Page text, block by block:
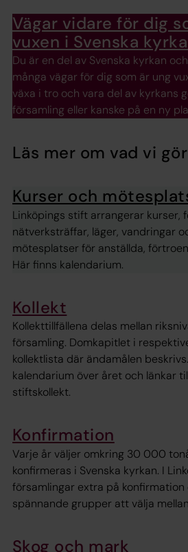
Vägar vidare för dig
vuxen i Svenska
Du är en del av Svenska kyrkan
många vägar för dig som är ung
växa i tro och vara del av kyrkans
församling eller kanske på en ny
Läs mer om vad vi gör
Kurser och
Linköpings stift arrangerar kurser,
nätverksträffar, läger, vandringar
mötesplatser för anställda,
Här finns kalendarium.
Kollekt
Kollekttillfällena delas mellan
församling. Domkapitlet i
kollektlista där ändamålen
kalendarium över året och länkar
stiftskollekt.
Konfirmation
Varje år väljer omkring 30 000
konfirmeras i Svenska kyrkan. I
församlingar extra på
spännande grupper att välja
Skog och mark